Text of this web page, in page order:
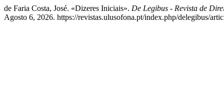
de Faria Costa, José. «Dizeres Iniciais». De Legibus - Revista de
Agosto 6, 2026. https://revistas.ulusofona.pt/index.php/delegibus/